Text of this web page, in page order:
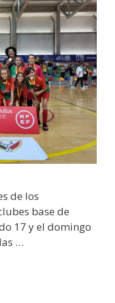
de los
base de
17 y el domingo
…